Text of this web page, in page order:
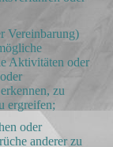
Vereinbarung)
Aktivitäten oder
zu
ergreifen;
oder
anderer zu